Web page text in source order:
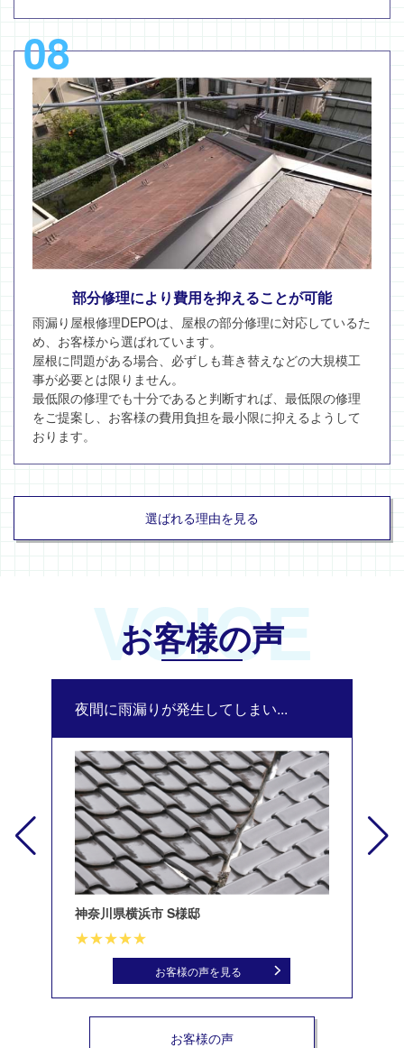
08
部分修理により費用を抑えることが可能
雨漏り屋根修理DEPOは、屋根の部分修理に対応しているた
め、お客様から選ばれています。
屋根に問題がある場合、必ずしも葺き替えなどの大規模工
事が必要とは限りません。
最低限の修理でも十分であると判断すれば、最低限の修理
をご提案し、お客様の費用負担を最小限に抑えるようして
おります。
選ばれる理由を見る
VOICE
お客様の声
夜間に雨漏りが発生してしまい...
神奈川県横浜市 S様邸
お客様の声を見る
お客様の声